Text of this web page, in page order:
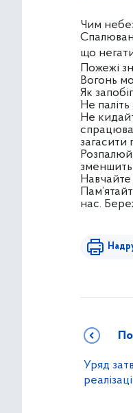
Чим
що
Пожежі
Вогонь
Як
Не
Не
загасити
Навчайте
нас.
Уряд